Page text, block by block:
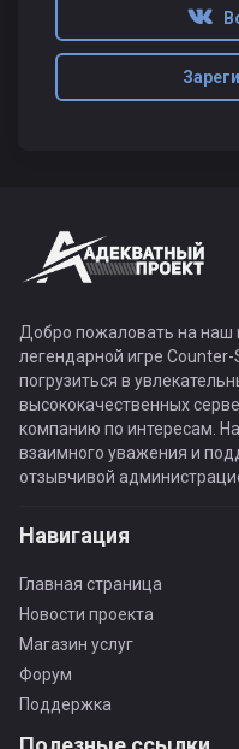
Добро пожаловать на наш
легендарной игре
погрузиться в
высококачественных
компанию по интересам.
взаимного уважения и
отзывчивой
Навигация
Главная страница
Новости проекта
Магазин услуг
Форум
Поддержка